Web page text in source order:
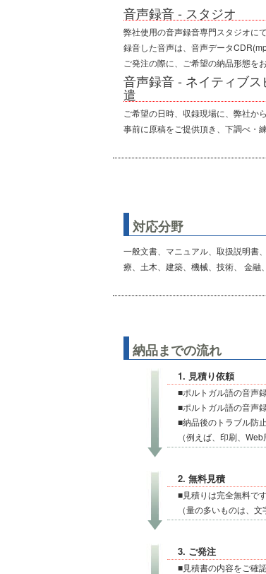
音声録音 - スタジオ
弊社使用の音声録音専門スタジオに
録音した音声は、音声データ
ご発注の際に、ご希望の納品形態を
音声録音 - ネイティブス
遣
ご希望の日時、収録現場に、弊社か
事前に原稿をご提供頂き、下調べ・
対応分野
一般文書、マニュアル、取扱説明書
療、土木、建築、機械、技術、 金
納品までの流れ
1. 見積り依頼
■ポルトガル語の音声
■ポルトガル語の音声
■納品後のトラブル防
（例えば、印刷、
2. 無料見積
■見積りは完全無料で
（量の多いものは、
3. ご発注
■見積書の内容をご確